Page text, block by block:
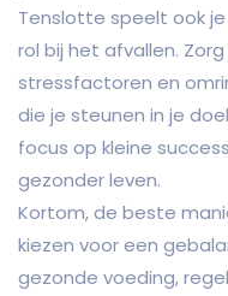
Tenslotte speelt ook
rol bij het afvallen.
stressfactoren en
die je steunen in je
focus op kleine
gezonder leven.
Kortom, de beste
kiezen voor een
gezonde voeding,